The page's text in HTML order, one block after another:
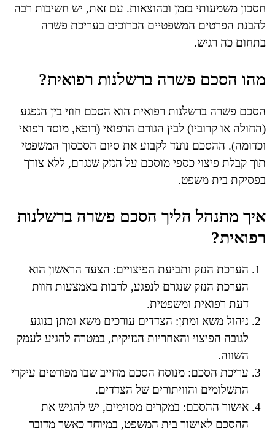
חסכון משמעותי בזמן ובהוצאות. עם זאת, יש חשיבות רבה
להבנת הפרטים המשפטיים הכרוכים בעריכת פשרה
בתחום כה רגיש.
מהו הסכם פשרה ברשלנות רפואית?
הסכם פשרה ברשלנות רפואית הוא הסכם חוזי בין הנפגע
(החולה או קרוביו) לבין הגורם הרפואי (רופא, מוסד רפואי
וכדומה). ההסכם נועד לקבוע את סיום הסכסוך המשפטי
תוך קבלת פיצוי כספי מוסכם על הנזק שנגרם, ללא צורך
בפסיקת בית משפט.
איך מתנהל הליך הסכם פשרה ברשלנות
רפואית?
הערכת הנזק ותביעת הפיצויים: הצעד הראשון הוא
הערכת הנזק שנגרם לנפגע, לרבות באמצעות חוות
דעת רפואית ומשפטית.
ניהול משא ומתן: הצדדים עורכים משא ומתן בנוגע
לגובה הפיצוי והאחריות הנזיקית, במטרה להגיע לעמק
השווה.
עריכת הסכם: מנוסח הסכם מחייב שבו מפורטים עיקרי
התשלומים והוויתורים של הצדדים.
אישור ההסכם: במקרים מסוימים, יש להגיש את
ההסכם לאישור בית המשפט, במיוחד כאשר מדובר